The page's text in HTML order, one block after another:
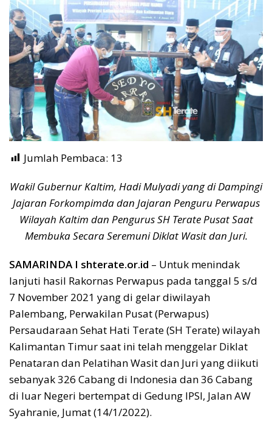
Jumlah Pembaca: 13
Wakil Gubernur Kaltim, Hadi Mulyadi yang di Dampingi
Jajaran Forkompimda dan Jajaran Penguru Perwapus
Wilayah Kaltim dan Pengurus SH Terate Pusat Saat
Membuka Secara Seremuni Diklat Wasit dan Juri.
SAMARINDA I shterate.or.id – Untuk menindak
lanjuti hasil Rakornas Perwapus pada tanggal 5 s/d
7 November 2021 yang di gelar diwilayah
Palembang, Perwakilan Pusat (Perwapus)
Persaudaraan Sehat Hati Terate (SH Terate) wilayah
Kalimantan Timur saat ini telah menggelar Diklat
Penataran dan Pelatihan Wasit dan Juri yang diikuti
sebanyak 326 Cabang di Indonesia dan 36 Cabang
di luar Negeri bertempat di Gedung IPSI, Jalan AW
Syahranie, Jumat (14/1/2022).